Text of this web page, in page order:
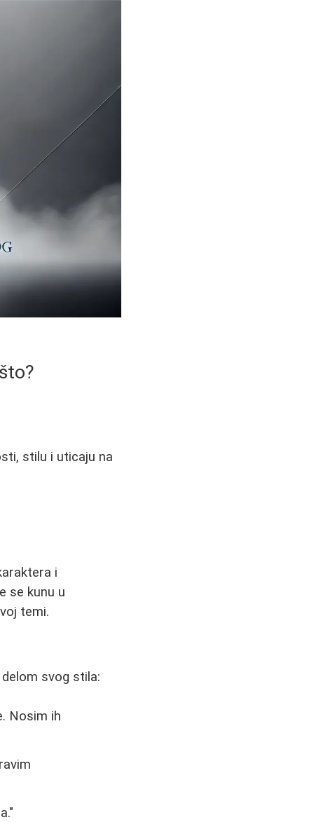
stilu i uticaju na
i
se kunu u
temi.
svog stila:
Nosim ih